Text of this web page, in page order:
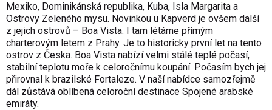
Mexiko, Dominikánská republika, Kuba, Isla Margarita a
Ostrovy Zeleného mysu. Novinkou u Kapverd je ovšem další
z jejich ostrovů – Boa Vista. I tam létáme přímým
charterovým letem z Prahy. Je to historicky první let na tento
ostrov z Česka. Boa Vista nabízí velmi stálé teplé počasí,
stabilní teplotu moře k celoročnímu koupání. Počasím bych jej
přirovnal k brazilské Fortaleze. V naší nabídce samozřejmě
dál zůstává oblíbená celoroční destinace Spojené arabské
emiráty.